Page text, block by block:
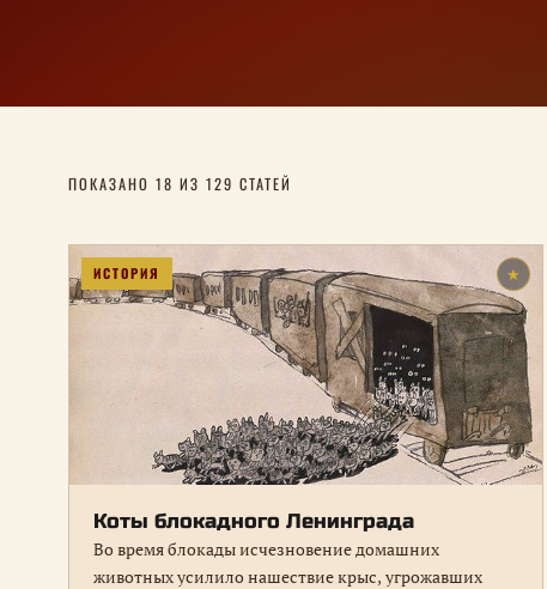
ПОКАЗАНО 18 ИЗ 129 СТАТЕЙ
ИСТОРИЯ ★
Коты блокадного Ленинграда
Во время блокады исчезновение домашних
животных усилило нашествие крыс, угрожавших